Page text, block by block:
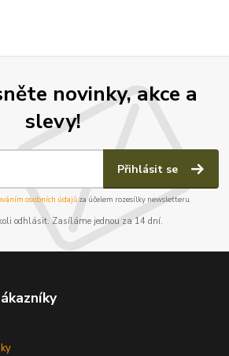
novinky, akce a
slevy!
Přihlásit se
osobních údajůza účelem rozesílky newsletteru.
odhlásit. Zasíláme jednou za 14 dní.